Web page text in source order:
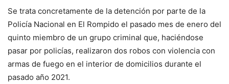
Se trata concretamente de la detención por parte de la
Policía Nacional en El Rompido el pasado mes de enero del
quinto miembro de un grupo criminal que, haciéndose
pasar por policías, realizaron dos robos con violencia con
armas de fuego en el interior de domicilios durante el
pasado año 2021.